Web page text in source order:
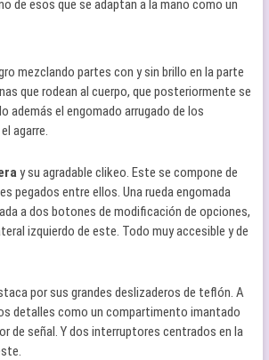
de esos que se adaptan a la mano como un
mezclando partes con y sin brillo en la parte
que rodean al cuerpo, que posteriormente se
además el engomado arrugado de los
agarre.
y su agradable clikeo. Este se compone de
pegados entre ellos. Una rueda engomada
a dos botones de modificación de opciones,
izquierdo de este. Todo muy accesible y de
por sus grandes deslizaderos de teflón. A
detalles como un compartimento imantado
de señal. Y dos interruptores centrados en la